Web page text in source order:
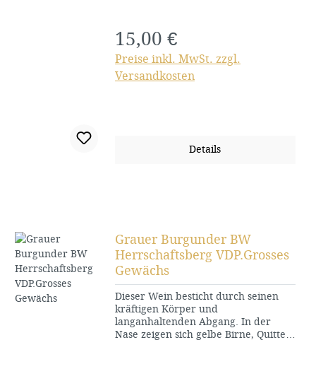
Regulärer Preis:
15,00 €
Preise inkl. MwSt. zzgl.
Versandkosten
Details
Grauer Burgunder BW
Herrschaftsberg VDP.Grosses
Gewächs
Dieser Wein besticht durch seinen
kräftigen Körper und
langanhaltenden Abgang. In der
Nase zeigen sich gelbe Birne, Quitte,